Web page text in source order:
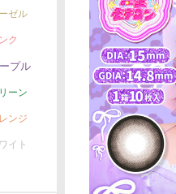
ゼル
ク
プル
ーン
ンジ
イト